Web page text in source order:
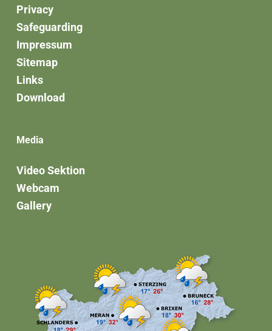
Privacy
Safeguarding
Impressum
Sitemap
Links
Download
Media
Video Sektion
Webcam
Gallery